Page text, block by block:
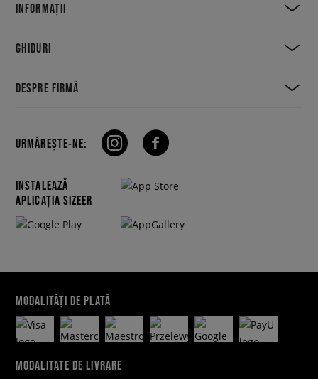
INFORMAȚII
GHIDURI
DESPRE FIRMĂ
URMĂREȘTE-NE:
INSTALEAZĂ
APLICAȚIA SIZEER
MODALITĂȚI DE PLATĂ
MODALITATE DE LIVRARE